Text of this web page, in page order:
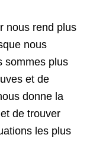
nous rend plus
nous
sommes plus
et de
donne la
de trouver
les plus